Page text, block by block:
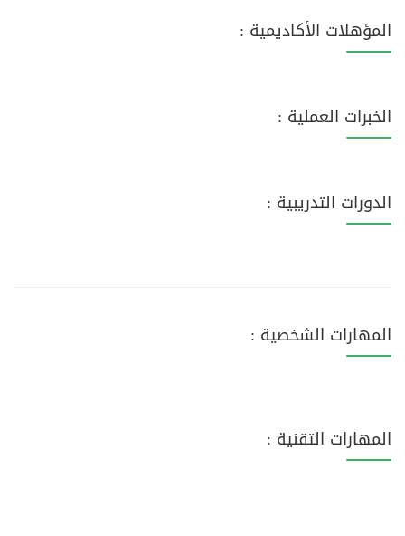
المؤهلات الأكاديمية :
الخبرات العملية :
الدورات التدريبية :
المهارات الشخصية :
المهارات التقنية :